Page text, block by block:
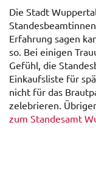
Die Stadt
Erfahrung sagen
so. Bei einigen
Gefühl, die
Einkaufsliste für
nicht für das
zelebrieren.
zum Standesamt